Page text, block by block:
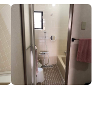
に肩に流れ、癒します